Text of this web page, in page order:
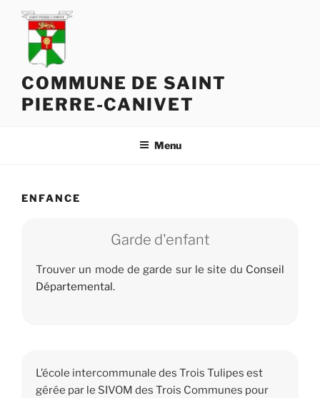
COMMUNE DE SAINT
PIERRE-CANIVET
Menu
ENFANCE
Garde d'enfant
Trouver un mode de garde sur le site du Conseil
Départemental.
L’école intercommunale des Trois Tulipes est
gérée par le SIVOM des Trois Communes pour